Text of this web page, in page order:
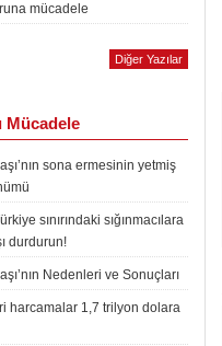
mücadele
Diğer Yazılar
Mücadele
sona ermesinin yetmiş
sınırındaki sığınmacılara
durdurun!
Nedenleri ve Sonuçları
harcamalar 1,7 trilyon dolara